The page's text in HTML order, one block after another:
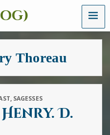
MENU
Thoreau
, SAGESSES
D.